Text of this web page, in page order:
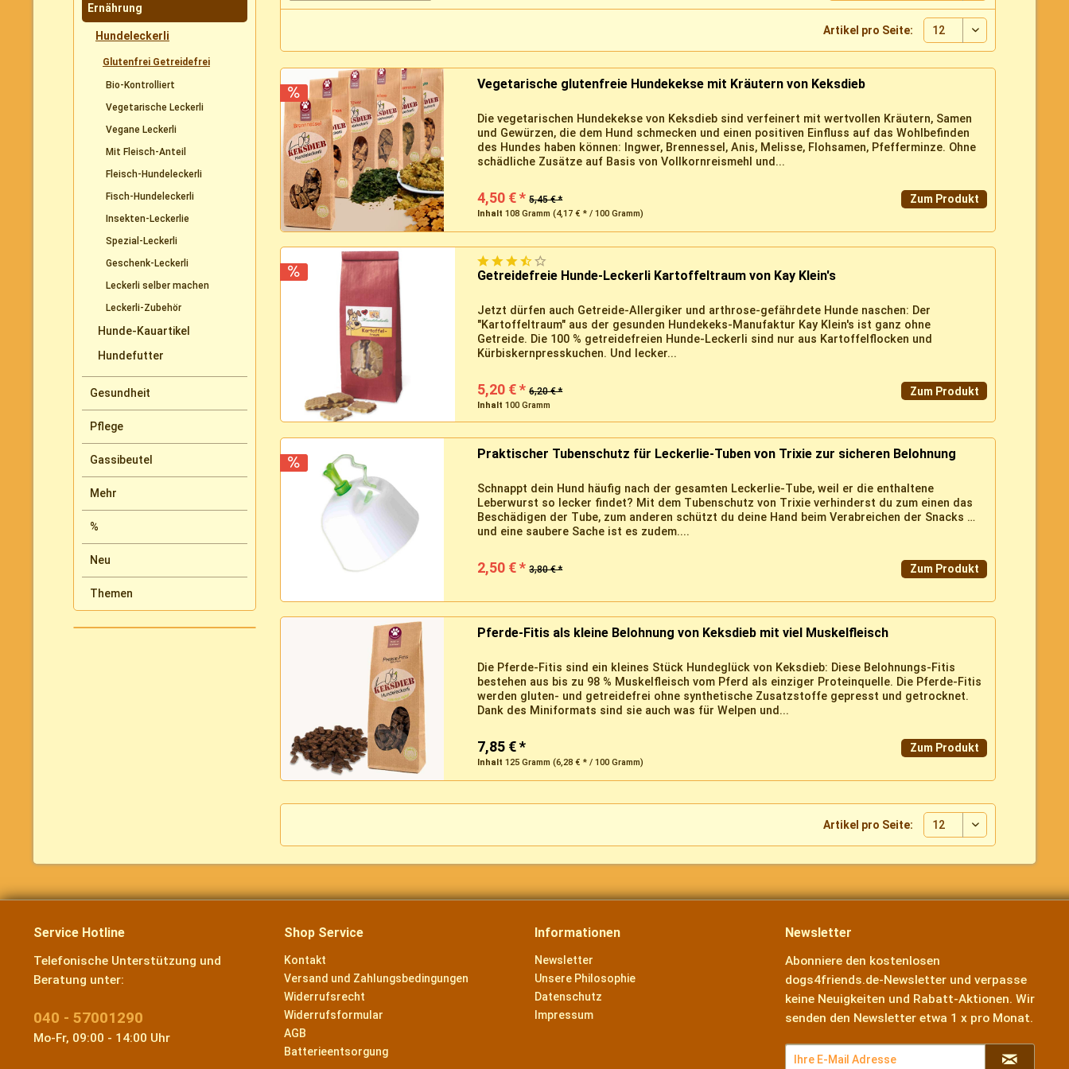
Ernährung
Hundeleckerli
Glutenfrei Getreidefrei
Bio-Kontrolliert
Vegetarische Leckerli
Vegane Leckerli
Mit Fleisch-Anteil
Fleisch-Hundeleckerli
Fisch-Hundeleckerli
Insekten-Leckerlie
Spezial-Leckerli
Geschenk-Leckerli
Leckerli selber machen
Leckerli-Zubehör
Hunde-Kauartikel
Hundefutter
Gesundheit
Pflege
Gassibeutel
Mehr
%
Neu
Themen
Artikel pro Seite:
Vegetarische glutenfreie Hundekekse mit Kräutern von Keksdieb
Die vegetarischen Hundekekse von Keksdieb sind verfeinert mit wertvollen Kräutern, Samen
und Gewürzen, die dem Hund schmecken und einen positiven Einfluss auf das Wohlbefinden
des Hundes haben können: Ingwer, Brennessel, Anis, Melisse, Flohsamen, Pfefferminze. Ohne
schädliche Zusätze auf Basis von Vollkornreismehl und...
4,50 € * 5,45 € *
Inhalt108 Gramm(4,17 € * / 100 Gramm)
Zum Produkt
Getreidefreie Hunde-Leckerli Kartoffeltraum von Kay Klein's
Jetzt dürfen auch Getreide-Allergiker und arthrose-gefährdete Hunde naschen: Der
"Kartoffeltraum" aus der gesunden Hundekeks-Manufaktur Kay Klein's ist ganz ohne
Getreide. Die 100 % getreidefreien Hunde-Leckerli sind nur aus Kartoffelflocken und
Kürbiskernpresskuchen. Und lecker...
5,20 € * 6,20 € *
Inhalt100 Gramm
Zum Produkt
Praktischer Tubenschutz für Leckerlie-Tuben von Trixie zur sicheren Belohnung
Schnappt dein Hund häufig nach der gesamten Leckerlie-Tube, weil er die enthaltene
Leberwurst so lecker findet? Mit dem Tubenschutz von Trixie verhinderst du zum einen das
Beschädigen der Tube, zum anderen schützt du deine Hand beim Verabreichen der Snacks …
und eine saubere Sache ist es zudem....
2,50 € * 3,80 € * Zum Produkt
Pferde-Fitis als kleine Belohnung von Keksdieb mit viel Muskelfleisch
Die Pferde-Fitis sind ein kleines Stück Hundeglück von Keksdieb: Diese Belohnungs-Fitis
bestehen aus bis zu 98 % Muskelfleisch vom Pferd als einziger Proteinquelle. Die Pferde-Fitis
werden gluten- und getreidefrei ohne synthetische Zusatzstoffe gepresst und getrocknet.
Dank des Miniformats sind sie auch was für Welpen und...
7,85 € *
Inhalt125 Gramm(6,28 € * / 100 Gramm)
Zum Produkt
Artikel pro Seite:
Service Hotline
Telefonische Unterstützung und
Beratung unter:
040 - 57001290
Mo-Fr, 09:00 - 14:00 Uhr
Shop Service
Kontakt
Versand und Zahlungsbedingungen
Widerrufsrecht
Widerrufsformular
AGB
Batterieentsorgung
Informationen
Newsletter
Unsere Philosophie
Datenschutz
Impressum
Newsletter
Abonniere den kostenlosen
dogs4friends.de-Newsletter und verpasse
keine Neuigkeiten und Rabatt-Aktionen. Wir
senden den Newsletter etwa 1 x pro Monat.